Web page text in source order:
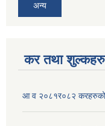
अन्य
कर तथा शुल्कहरु
आ व २०८१र०८२ करहरुको